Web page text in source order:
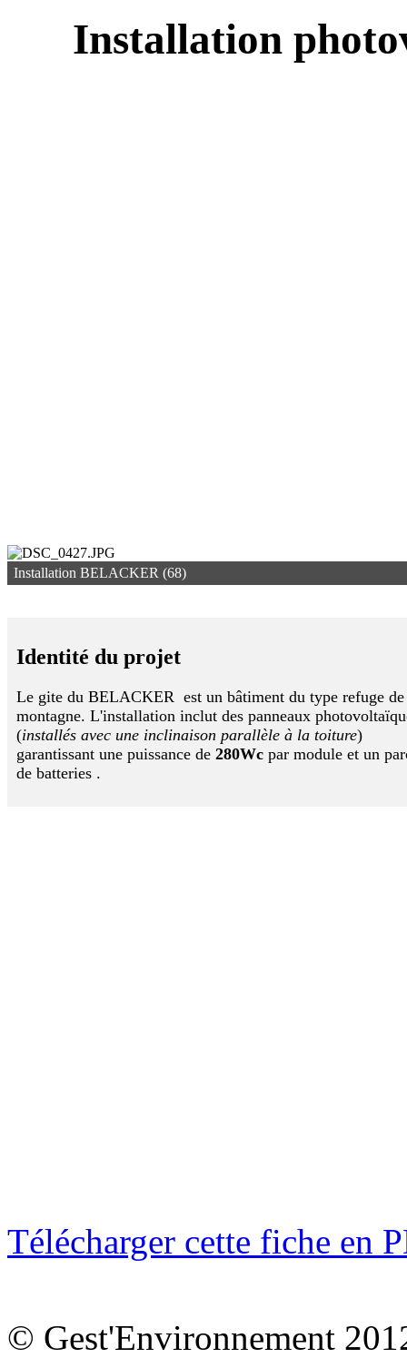
Installation
Installation BELACKER (68)
Identité du projet
Le gite du BELACKER est un bâtiment du type refuge de
montagne. L'installation inclut des panneaux
(installés avec une inclinaison parallèle à la toiture)
garantissant une puissance de 280Wc par module et un
de batteries .
Télécharger cette fiche en
© Gest'Environnement